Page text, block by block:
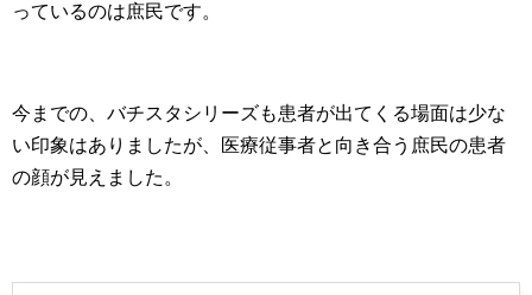
っているのは庶民です。
今までの、バチスタシリーズも患者が出てくる場面は少な
い印象はありましたが、医療従事者と向き合う庶民の患者
の顔が見えました。